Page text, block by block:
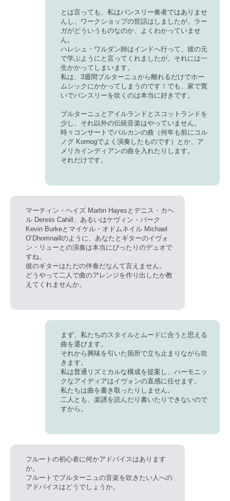
とは言っても、私はバンスリー奏者ではありませ
んし、ワークショップの世話はしましたが、ラー
ガがどういうものなのか、よくわかっていませ
ん。
ハレシュ・ワルダン師はインドへ行って、彼の元
で学ぶようにと言ってくれましたが、それには一
生かかってしまいます。
私は、3週間ブルターニュから離れるだけでホー
ムシックにかかってしまうのです！でも、家で寛
いでバンスリーを吹くのは本当に好きです。
ブルターニュとアイルランドとスコットランドを
少し、それ以外の伝統音楽はやっていません。
時々コンサートでバルカンの曲（何年も前にコル
ノグ Kornogでよく演奏したものです）とか、ア
メリカインディアンの曲を入れたりします。
それだけです。
マーティン・ヘイズ Martin Hayesとデニス・カヘ
ル Dennis Cahill、あるいはケヴィン・バーク
Kevin Burkeとマイケル・オドムネイル Michael
O’Dhomnaillのように、あなたとギターのイヴォ
ン・リューとの演奏は本当にぴったりのデュオで
すね。
彼のギターはただの伴奏だなんて言えません。
どうやって二人で曲のアレンジを作り出したか教
えてくれませんか。
まず、私たちのスタイルとムードに合うと思える
曲を選びます。
それから興味を引いた箇所で立ち止まりながら吹
きます。
私は普通リズミカルな構成を提案し、ハーモニッ
クなアイディアはイヴォンの直感に任せます。
私たちは曲を書き取ったりしません。
二人とも、楽譜を読んだり書いたりできないので
すから。
フルートの初心者に何かアドバイスはあります
か。
フルートでブルターニュの音楽を吹きたい人への
アドバイスはどうでしょうか。